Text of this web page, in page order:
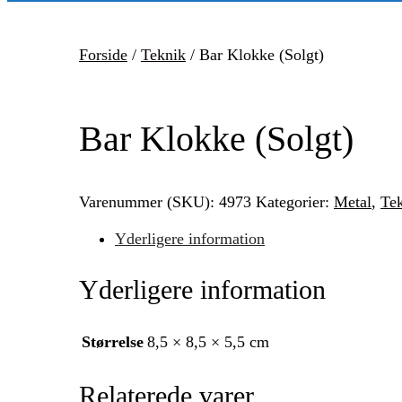
Forside / Teknik / Bar Klokke (Solgt)
Bar Klokke (Solgt)
Varenummer (SKU): 4973 Kategorier: Metal,
Yderligere information
Yderligere information
Størrelse 8,5 × 8,5 × 5,5 cm
Relaterede varer